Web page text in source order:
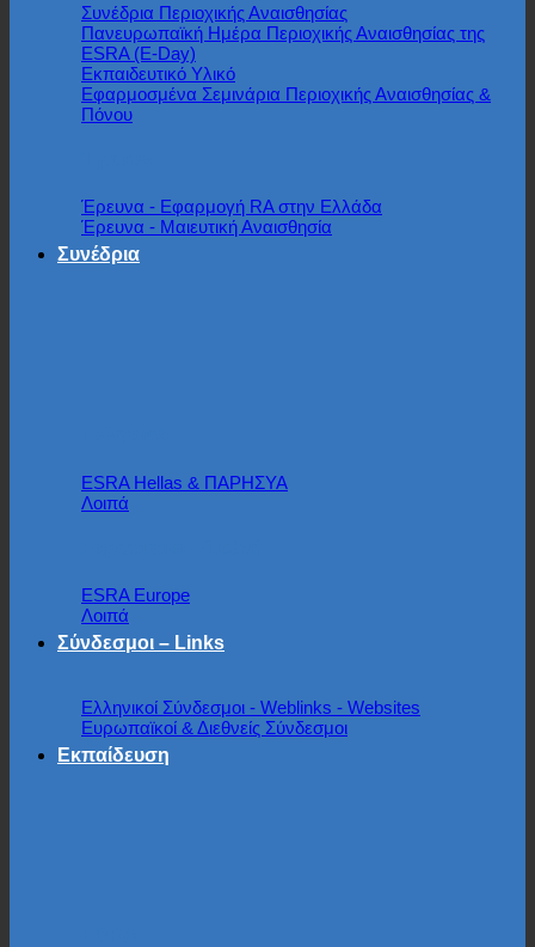
Συνέδρια Περιοχικής Αναισθησίας
Πανευρωπαϊκή Ημέρα Περιοχικής Αναισθησίας της
ESRA (E-Day)
Εκπαιδευτικό Υλικό
Εφαρμοσμένα Σεμινάρια Περιοχικής Αναισθησίας &
Πόνου
Έρευνα - Εφαρμογή RA στην Ελλάδα
Έρευνα - Μαιευτική Αναισθησία
Συνέδρια
ESRA Hellas & ΠΑΡΗΣΥΑ
Λοιπά
ESRA Europe
Λοιπά
Σύνδεσμοι – Links
Ελληνικοί Σύνδεσμοι - Weblinks - Websites
Ευρωπαϊκοί & Διεθνείς Σύνδεσμοι
Εκπαίδευση